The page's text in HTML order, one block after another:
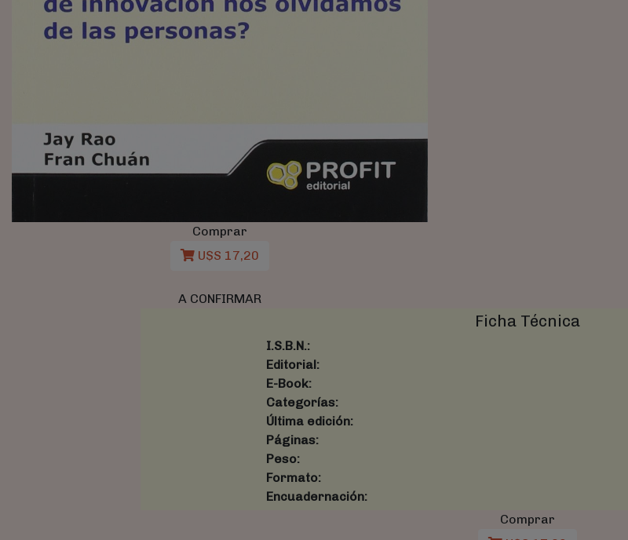
Comprar
U$S 17,20
A CONFIRMAR
Ficha Técnica
I.S.B.N.:
Editorial:
E-Book:
Categorías:
Última edición:
Páginas:
Peso:
Formato:
Encuadernación:
Comprar